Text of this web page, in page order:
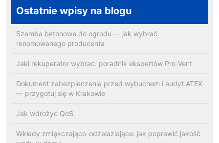
Ostatnie wpisy na blogu
Szamba betonowe do ogrodu — jak wybrać
renomowanego producenta
Jaki rekuperator wybrać: poradnik ekspertów Pro-Vent
Dokument zabezpieczenia przed wybuchem i audyt ATEX
— przygotuj się w Krakowie
Jak wdrożyć QoS
Wkłady zmiękczająco-odżelaziające: jak poprawić jakość